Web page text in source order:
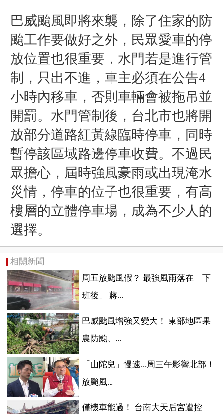
巴威颱風即將來襲，除了住家的防
颱工作要做好之外，民眾愛車的停
放位置也很重要，水門若是進行管
制，只出不進，車主必須在公告4
小時內移車，否則車輛會被拖吊並
開罰。水門管制後，台北市也將開
放部分道路紅黃線臨時停車，同時
暫停該區域路邊停車收費。不過民
眾擔心，屆時強風豪雨或出現淹水
災情，停車的位子也很重要，有高
樓層的立體停車場，成為不少人的
選擇。
相關新聞
周五放颱風假？ 最強風雨落在「下
班後」 蔣...
巴威颱風增強又變大！ 東部地區果
農防颱、...
「山陀兒」慢速...周三午影響北部！
放颱風...
僅機車能過！ 台南大天后宮遭控